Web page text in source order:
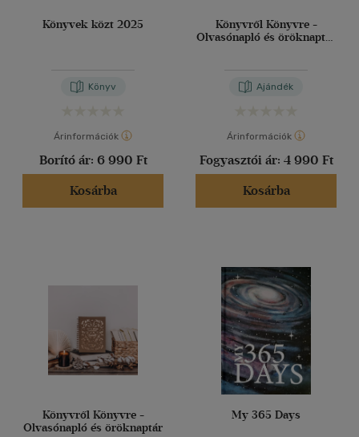
Könyvek közt 2025
Könyv
Árinformációk
Borító ár: 6 990 Ft
Kosárba
Könyvről Könyvre -
Olvasónapló és öröknaptár
Ajándék
Árinformációk
Fogyasztói ár: 4 990 Ft
Kosárba
Könyvről Könyvre -
Olvasónapló és öröknaptár
My 365 Days